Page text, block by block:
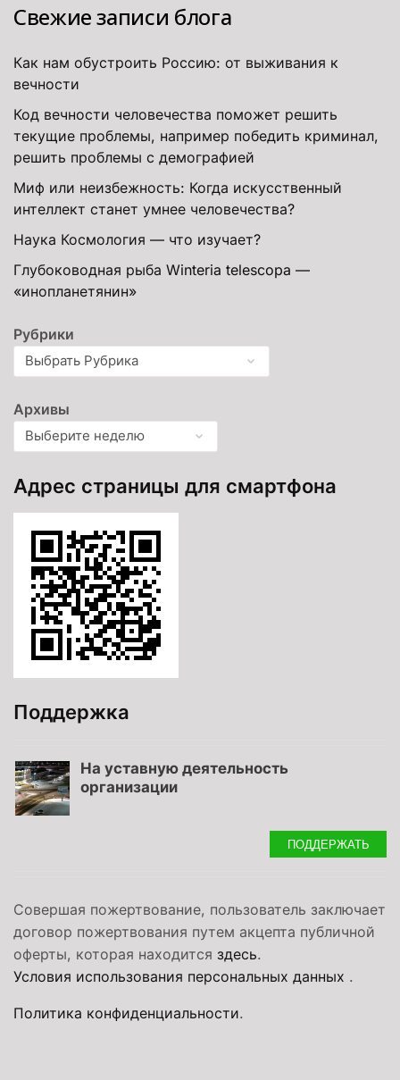
Свежие записи блога
Как нам обустроить Россию: от выживания к
вечности
Код вечности человечества поможет решить
текущие проблемы, например победить криминал,
решить проблемы с демографией
Миф или неизбежность: Когда искусственный
интеллект станет умнее человечества?
Наука Космология — что изучает?
Глубоководная рыба Winteria telescopa —
«инопланетянин»
Рубрики
Архивы
Адрес страницы для смартфона
Поддержка
На уставную деятельность
организации
ПОДДЕРЖАТЬ
Совершая пожертвование, пользователь заключает
договор пожертвования путем акцепта публичной
оферты, которая находится здесь.
Условия использования персональных данных .
Политика конфиденциальности.